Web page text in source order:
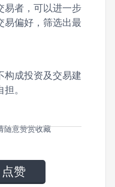
易者，可以进一步
易偏好，筛选出最
构成投资及交易建
。
随意赞赏收藏
点赞